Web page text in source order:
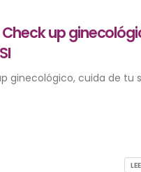
up
ginecológico, cuida de tu